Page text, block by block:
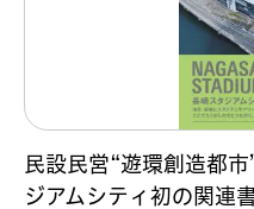
民設民営“遊環創造都
ジアムシティ初の関連